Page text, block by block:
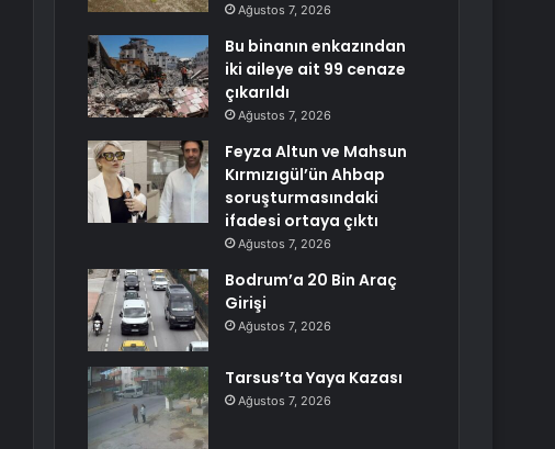
Ağustos 7, 2026
Bu binanın enkazından
iki aileye ait 99 cenaze
çıkarıldı
Ağustos 7, 2026
Feyza Altun ve Mahsun
Kırmızıgül’ün Ahbap
soruşturmasındaki
ifadesi ortaya çıktı
Ağustos 7, 2026
Bodrum’a 20 Bin Araç
Girişi
Ağustos 7, 2026
Tarsus’ta Yaya Kazası
Ağustos 7, 2026